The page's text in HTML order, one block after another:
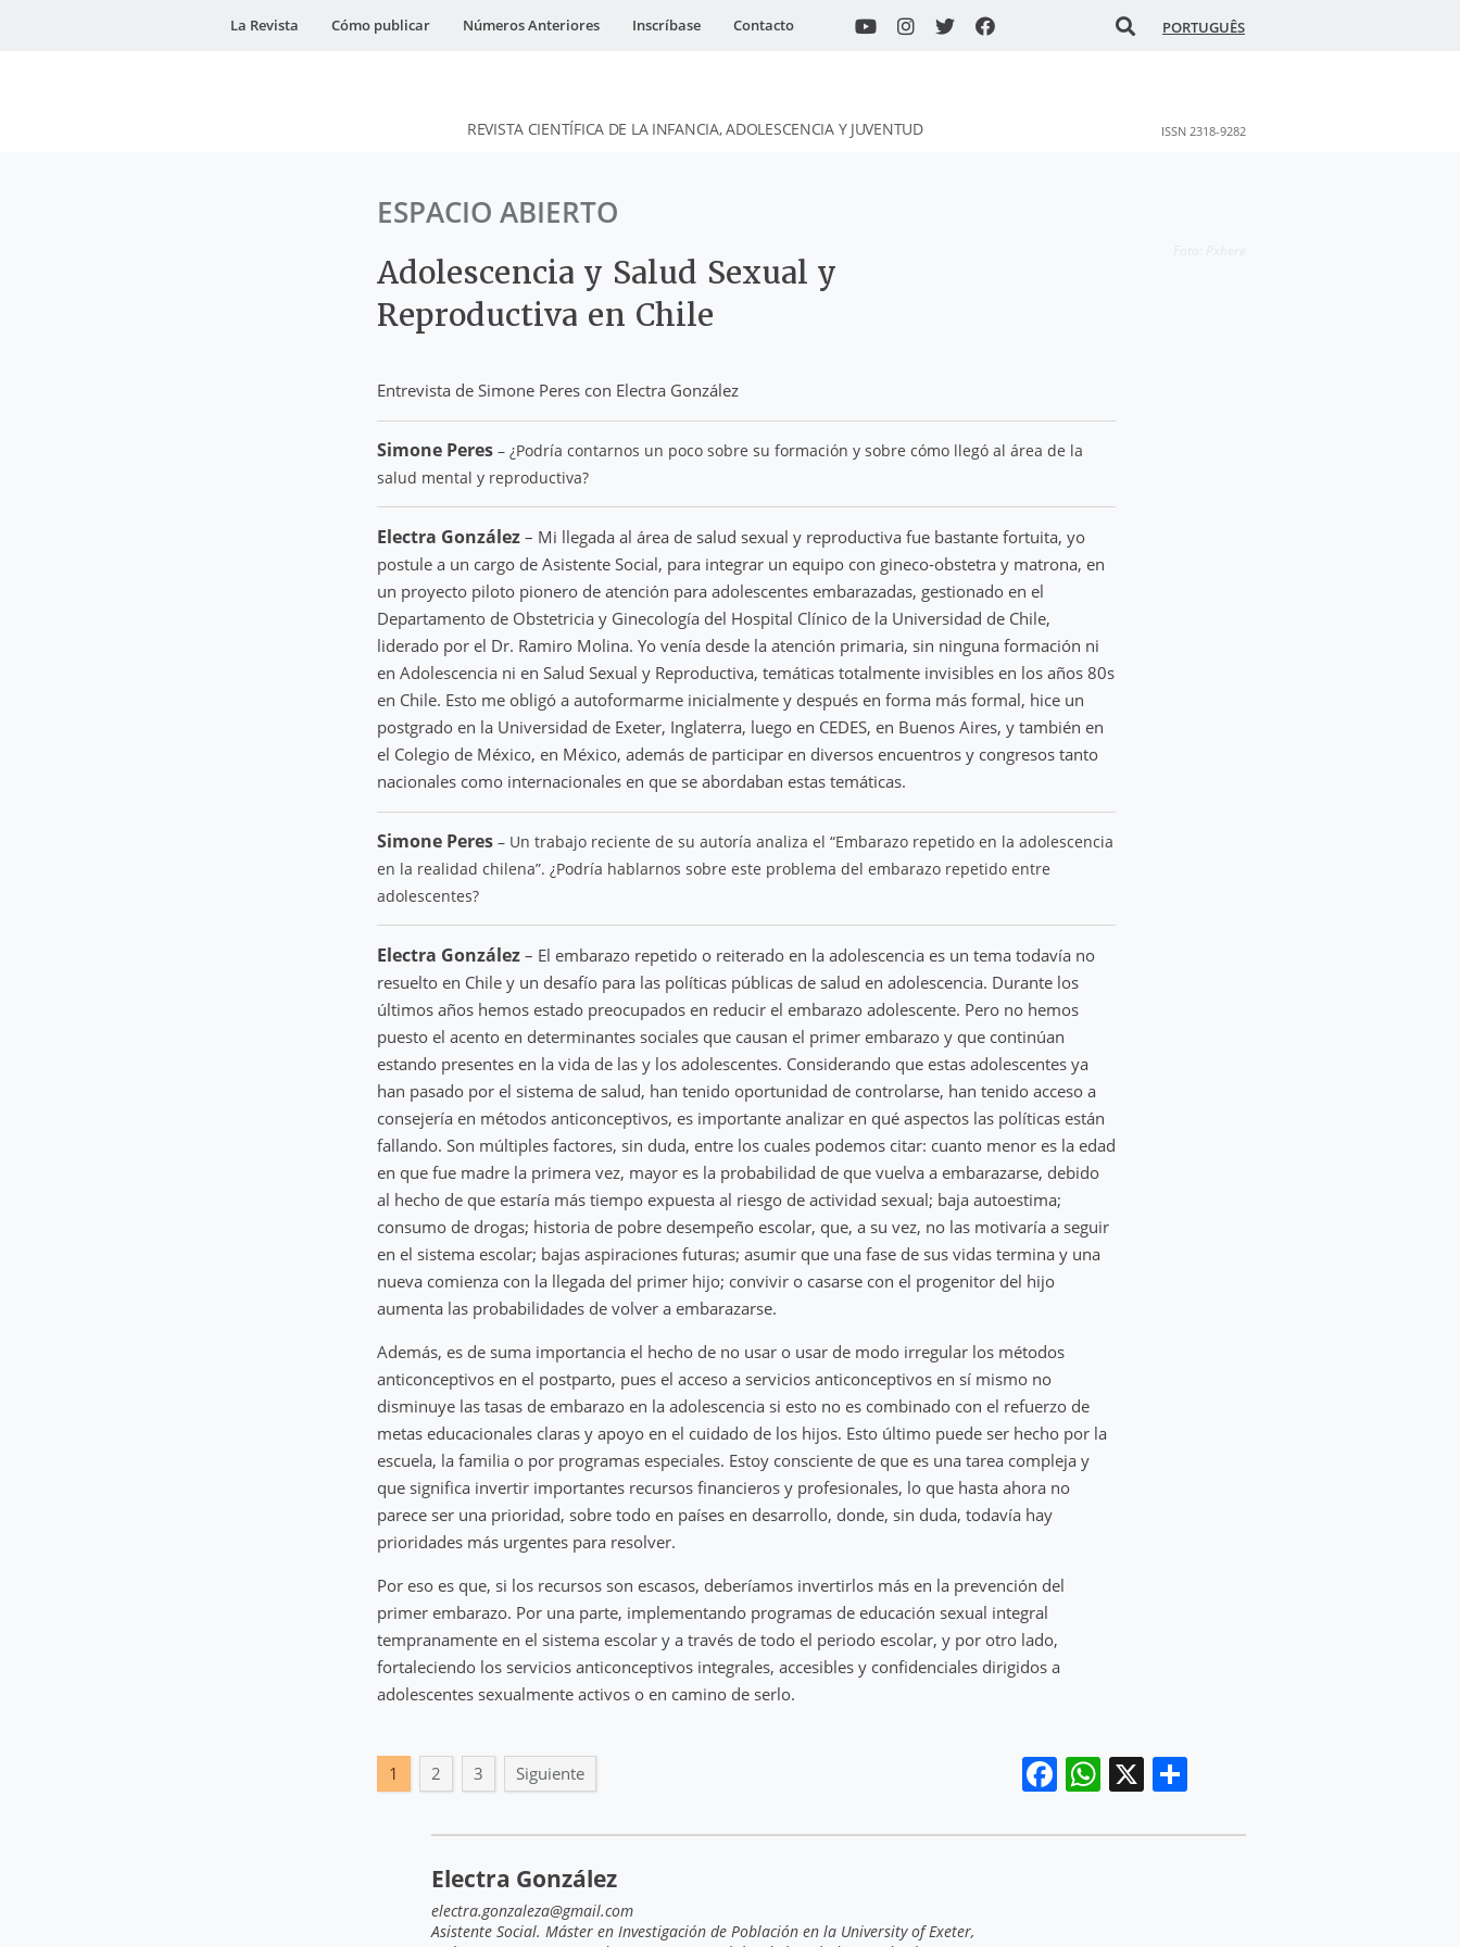
La Revista Cómo publicar Números Anteriores Inscríbase Contacto PORTUGUÊS
DESidades
REVISTA CIENTÍFICA DE LA INFANCIA, ADOLESCENCIA Y JUVENTUD ISSN 2318-9282
ESPACIO ABIERTO
Adolescencia y Salud Sexual y
Reproductiva en Chile
Entrevista de Simone Peres con Electra González
Simone Peres – ¿Podría contarnos un poco sobre su formación y sobre cómo llegó al área de la
salud mental y reproductiva?
Electra González – Mi llegada al área de salud sexual y reproductiva fue bastante fortuita, yo
postule a un cargo de Asistente Social, para integrar un equipo con gineco-obstetra y matrona, en
un proyecto piloto pionero de atención para adolescentes embarazadas, gestionado en el
Departamento de Obstetricia y Ginecología del Hospital Clínico de la Universidad de Chile,
liderado por el Dr. Ramiro Molina. Yo venía desde la atención primaria, sin ninguna formación ni
en Adolescencia ni en Salud Sexual y Reproductiva, temáticas totalmente invisibles en los años 80s
en Chile. Esto me obligó a autoformarme inicialmente y después en forma más formal, hice un
postgrado en la Universidad de Exeter, Inglaterra, luego en CEDES, en Buenos Aires, y también en
el Colegio de México, en México, además de participar en diversos encuentros y congresos tanto
nacionales como internacionales en que se abordaban estas temáticas.
Simone Peres – Un trabajo reciente de su autoría analiza el “Embarazo repetido en la adolescencia
en la realidad chilena”. ¿Podría hablarnos sobre este problema del embarazo repetido entre
adolescentes?
Electra González – El embarazo repetido o reiterado en la adolescencia es un tema todavía no
resuelto en Chile y un desafío para las políticas públicas de salud en adolescencia. Durante los
últimos años hemos estado preocupados en reducir el embarazo adolescente. Pero no hemos
puesto el acento en determinantes sociales que causan el primer embarazo y que continúan
estando presentes en la vida de las y los adolescentes. Considerando que estas adolescentes ya
han pasado por el sistema de salud, han tenido oportunidad de controlarse, han tenido acceso a
consejería en métodos anticonceptivos, es importante analizar en qué aspectos las políticas están
fallando. Son múltiples factores, sin duda, entre los cuales podemos citar: cuanto menor es la edad
en que fue madre la primera vez, mayor es la probabilidad de que vuelva a embarazarse, debido
al hecho de que estaría más tiempo expuesta al riesgo de actividad sexual; baja autoestima;
consumo de drogas; historia de pobre desempeño escolar, que, a su vez, no las motivaría a seguir
en el sistema escolar; bajas aspiraciones futuras; asumir que una fase de sus vidas termina y una
nueva comienza con la llegada del primer hijo; convivir o casarse con el progenitor del hijo
aumenta las probabilidades de volver a embarazarse.
Además, es de suma importancia el hecho de no usar o usar de modo irregular los métodos
anticonceptivos en el postparto, pues el acceso a servicios anticonceptivos en sí mismo no
disminuye las tasas de embarazo en la adolescencia si esto no es combinado con el refuerzo de
metas educacionales claras y apoyo en el cuidado de los hijos. Esto último puede ser hecho por la
escuela, la familia o por programas especiales. Estoy consciente de que es una tarea compleja y
que significa invertir importantes recursos financieros y profesionales, lo que hasta ahora no
parece ser una prioridad, sobre todo en países en desarrollo, donde, sin duda, todavía hay
prioridades más urgentes para resolver.
Por eso es que, si los recursos son escasos, deberíamos invertirlos más en la prevención del
primer embarazo. Por una parte, implementando programas de educación sexual integral
tempranamente en el sistema escolar y a través de todo el periodo escolar, y por otro lado,
fortaleciendo los servicios anticonceptivos integrales, accesibles y confidenciales dirigidos a
adolescentes sexualmente activos o en camino de serlo.
Facebook
WhatsApp
X
1 2 3 Siguiente
Electra González
electra.gonzaleza@gmail.com
Asistente Social. Máster en Investigación de Población en la University of Exeter,